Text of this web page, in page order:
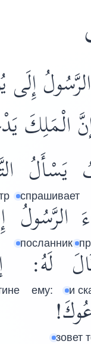
الْمَلِكَ
يَسْأَلُ
спрашивает
الرَّسُولُ
посланник
и
لَهُ:
ему:
зовет